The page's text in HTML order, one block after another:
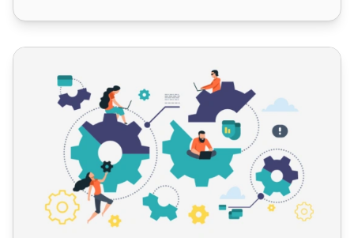
知識管理：ビジネスゲームチェンジャー